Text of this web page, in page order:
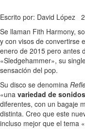
Escrito por: David López
Se llaman Fith Harmony,
y con visos de convertirse
enero de 2015 pero antes
«Sledgehammer», su
sensación del pop.
Su disco se denomina
«una variedad de
diferentes, con un bagaje
distinta. Creo que este
incluso mejor que el tema